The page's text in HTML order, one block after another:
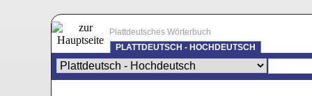
Plattdeutsches Wörterbuch
PLATTDEUTSCH - HOCHDEUTSCH